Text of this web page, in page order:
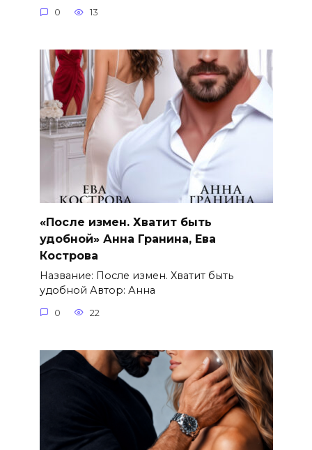
0 13
«После измен. Хватит быть
удобной» Анна Гранина, Ева
Кострова
Название: После измен. Хватит быть
удобной Автор: Анна
0 22